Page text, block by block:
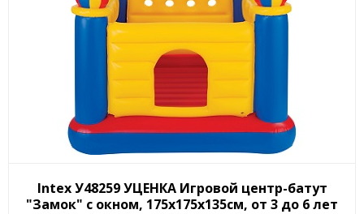
Intex У48259 УЦЕНКА Игровой центр-батут
"Замок" с окном, 175х175х135см, от 3 до 6 лет